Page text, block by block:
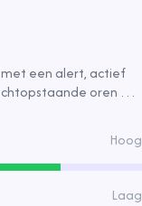
met een alert, actief
oren en
Hoog
Laag